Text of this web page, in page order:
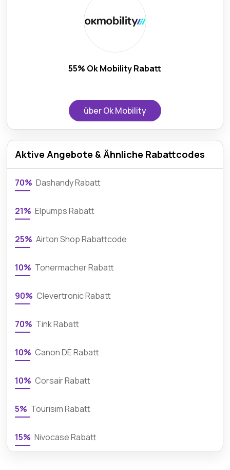
55% Ok Mobility Rabatt
über Ok Mobility
Aktive Angebote & Ähnliche Rabattcodes
70% Dashandy Rabatt
21% Elpumps Rabatt
25% Airton Shop Rabattcode
10% Tonermacher Rabatt
90% Clevertronic Rabatt
70% Tink Rabatt
10% Canon DE Rabatt
10% Corsair Rabatt
5% Tourisim Rabatt
15% Nivocase Rabatt